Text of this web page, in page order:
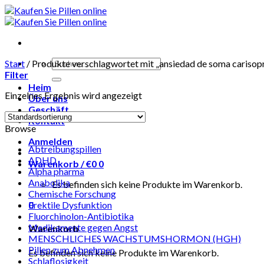
Skip
to
Suchen
nach:
Heim
Über uns
Geschäft
Kontakt
Anmelden
Warenkorb /€0 0
Es befinden sich keine Produkte im Warenkorb.
0
Warenkorb
Es befinden sich keine Produkte im Warenkorb.
Start / Produkte verschlagwortet mit „ansiedad de soma
Filter
Einzelnes Ergebnis wird angezeigt
Browse
Abtreibungspillen
ADHD
Alpha pharma
Anabolika
Chemische Forschung
Erektile Dysfunktion
Fluorchinolon-Antibiotika
Medikamente gegen Angst
MENSCHLICHES WACHSTUMSHORMON (HGH)
Pillen zum Abnehmen
Schlaflosigkeit